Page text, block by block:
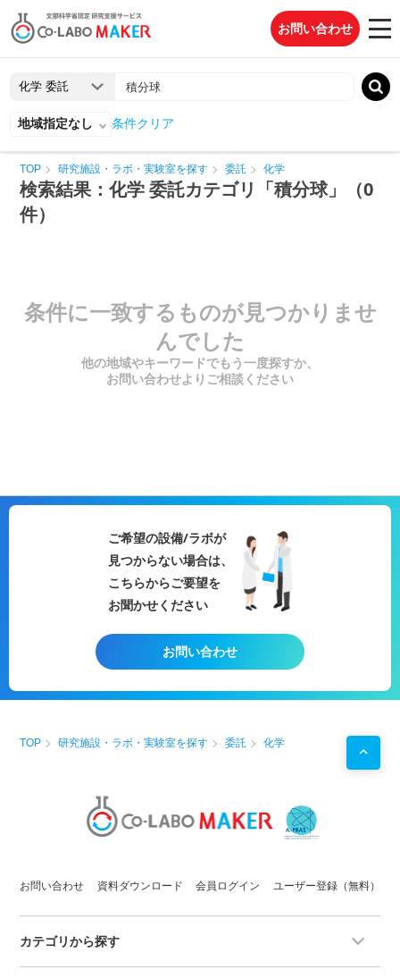
お問い合わせ
地域指定なし 条件クリア
TOP 研究施設・ラボ・実験室を探す 委託 化学
検索結果：化学 委託カテゴリ「積分球」（0
件）
条件に一致するものが見つかりませ
んでした
他の地域やキーワードでもう一度探すか、
お問い合わせよりご相談ください
ご希望の設備/ラボが
見つからない場合は、
こちらからご要望を
お聞かせください
お問い合わせ
TOP 研究施設・ラボ・実験室を探す 委託 化学
お問い合わせ 資料ダウンロード 会員ログイン ユーザー登録（無料）
カテゴリから探す